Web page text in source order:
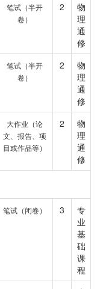
笔试（半开
卷）
2
物
理
通
修
笔试（半开
卷）
2
物
理
通
修
大作业（论
文、报告、项
目或作品等）
2
物
理
通
修
笔试（闭卷） 3
专
业
基
础
课
程